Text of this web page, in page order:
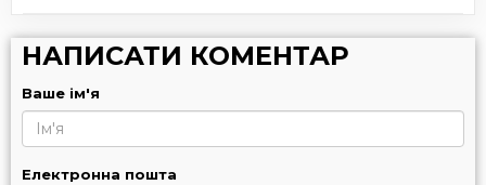
НАПИСАТИ КОМЕНТАР
Ваше ім'я
Електронна пошта